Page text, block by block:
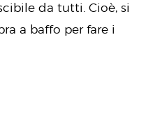
da tutti. Cioè, si
a baffo per fare i